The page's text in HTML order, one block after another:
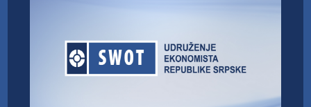
UČLANI SE